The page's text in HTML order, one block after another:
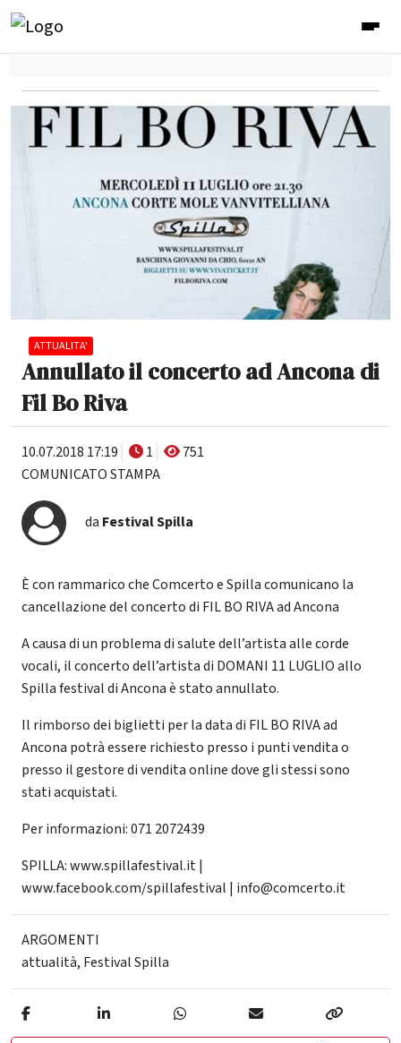
ATTUALITA'
Annullato il concerto ad Ancona di
Fil Bo Riva
10.07.2018 17:19 1
751
COMUNICATO STAMPA
da Festival Spilla
È con rammarico che Comcerto e Spilla comunicano la
cancellazione del concerto di FIL BO RIVA ad Ancona
A causa di un problema di salute dell’artista alle corde
vocali, il concerto dell’artista di DOMANI 11 LUGLIO allo
Spilla festival di Ancona è stato annullato.
Il rimborso dei biglietti per la data di FIL BO RIVA ad
Ancona potrà essere richiesto presso i punti vendita o
presso il gestore di vendita online dove gli stessi sono
stati acquistati.
Per informazioni: 071 2072439
SPILLA: www.spillafestival.it |
www.facebook.com/spillafestival | info@comcerto.it
ARGOMENTI
attualità, Festival Spilla